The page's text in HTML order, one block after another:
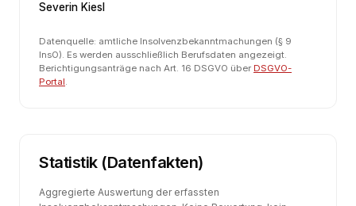
Severin Kiesl
Datenquelle: amtliche Insolvenzbekanntmachungen (§ 9
InsO). Es werden ausschließlich Berufsdaten angezeigt.
Berichtigungsanträge nach Art. 16 DSGVO über DSGVO-
Portal.
Statistik (Datenfakten)
Aggregierte Auswertung der erfassten